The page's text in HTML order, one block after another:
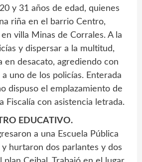
y 31 años de edad, quienes
riña en el barrio Centro,
villa Minas de Corrales. A la
y dispersar a la multitud,
en desacato, agrediendo con
uno de los policías. Enterada
dispuso el emplazamiento de
Fiscalía con asistencia letrada.
EDUCATIVO.
a una Escuela Pública
hurtaron dos parlantes y dos